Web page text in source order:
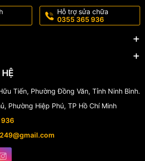
936 - 0852 917 249
– hỗ trợ nhanh chóngHỗ trợ sửa chữa
0355 365 936
Tiến, Phường Đồng Văn, Tỉnh Ninh Bình.
Phường Hiệp Phú, TP Hồ Chí Minh